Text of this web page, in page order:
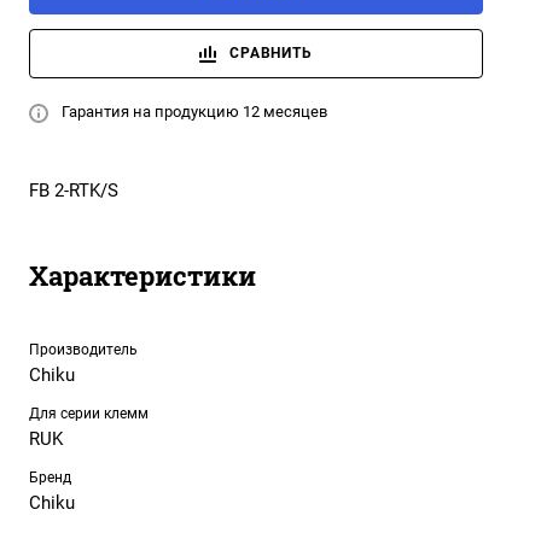
СРАВНИТЬ
Гарантия на продукцию 12 месяцев
FB 2-RTK/S
Характеристики
Производитель
Chiku
Для серии клемм
RUK
Бренд
Chiku